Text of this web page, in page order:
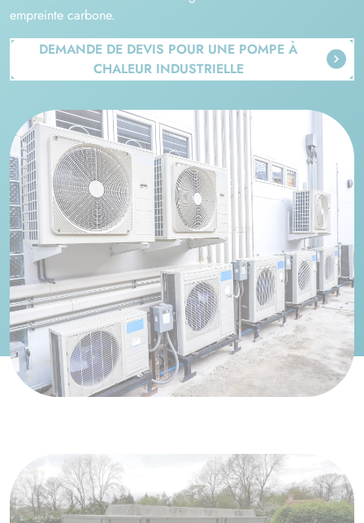
empreinte carbone.
DEMANDE DE DEVIS POUR UNE POMPE À
CHALEUR INDUSTRIELLE